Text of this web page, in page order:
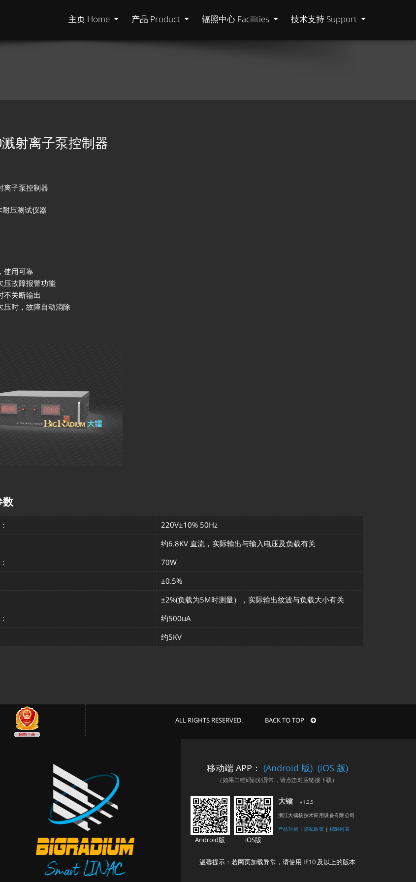
主页 Home 产品 Product 辐照中心 Facilities 技术支持 Support
射离子泵控制器
离子泵控制器
耐压测试仪器
使用可靠
压故障报警功能
不关断输出
压时，故障自动消除
数
220V±10% 50Hz
约6.8KV 直流，实际输出与输入电压及负载有关
70W
±0.5%
±2%(负载为5M时测量），实际输出纹波与负载大小有关
约500uA
约5KV
ALL RIGHTS RESERVED. BACK TO TOP
移动端 APP： (Android 版) (iOS 版)
（如果二维码识别异常，请点击对应链接下载）
Android版 iOS版
大镭
v1.2.5
浙江大镭核技术应用设备有限公司
产品功能 | 隐私政策 | 权限列表
温馨提示：若网页加载异常，请使用 IE10 及以上的版本